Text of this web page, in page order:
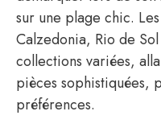
sur une plage chic.
Calzedonia, Rio de
collections variées,
pièces sophistiquées,
préférences.